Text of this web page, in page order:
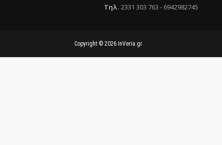
Τηλ. 2331 303 763 - 6942982745
Copyright © 2026 InVeria.gr